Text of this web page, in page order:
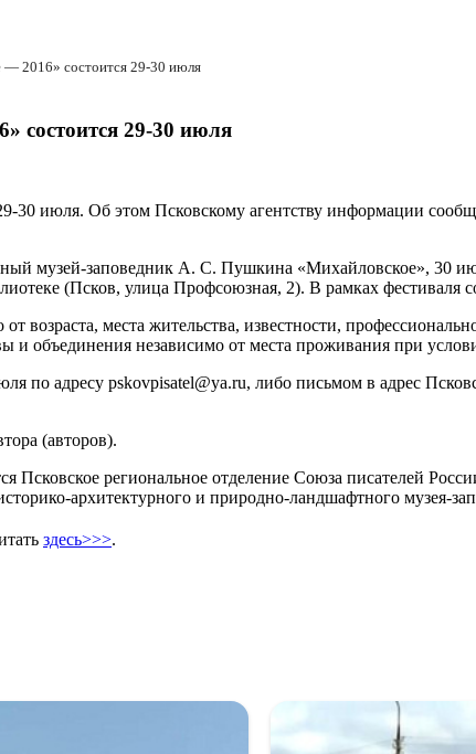
— 2016» состоится 29-30 июля
состоится 29-30 июля
30 июля. Об этом Псковскому агентству информации
музей-заповедник А. С. Пушкина «Михайловское», 30
(Псков, улица Профсоюзная, 2). В рамках фестиваля
возраста, места жительства, известности,
и объединения независимо от места проживания при
по адресу pskovpisatel@ya.ru, либо письмом в адрес
(авторов).
Псковское региональное отделение Союза писателей
архитектурного и природно-ландшафтного музея-
здесь>>>.